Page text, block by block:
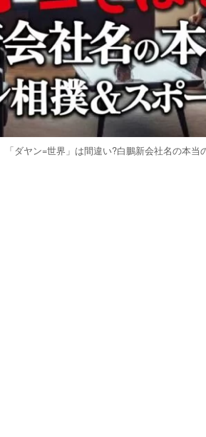
「ダヤン=世界」は間違い?白鵬新会社名の本当